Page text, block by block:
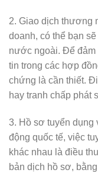
2. Giao dịch thương
doanh, có thể bạn
nước ngoài. Để đảm
tin trong các hợp
chứng là cần thiết.
hay tranh chấp phát
3. Hồ sơ tuyển dụng
động quốc tế, việc
khác nhau là điều
bản dịch hồ sơ,